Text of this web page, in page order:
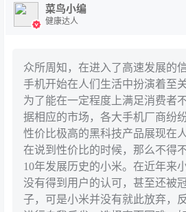
菜鸟小编
健康达人
众所周知，在进入了高速发展的
手机开始在人们生活中扮演着至
为了能在一定程度上满足消费者
据相应的市场，各大手机厂商纷
性价比极高的黑科技产品展现在
在说到性价比的时候，那么不得
10年发展历史的小米。在近年来
没有得到用户的认可，甚至还被
子，可是小米并没有就此放弃，